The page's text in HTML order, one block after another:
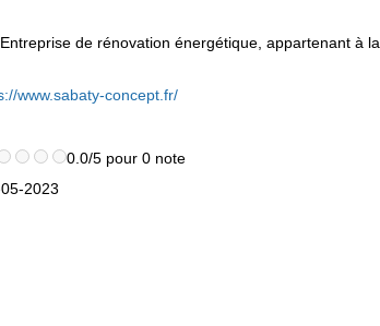
de rénovation énergétique, appartenant à la
www.sabaty-concept.fr/
0.0/5 pour 0 note
2023